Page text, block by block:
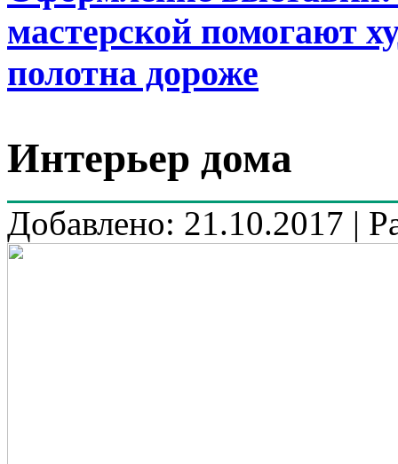
мастерской помогают
полотна дороже
Интерьер дома
Добавлено: 21.10.2017 |